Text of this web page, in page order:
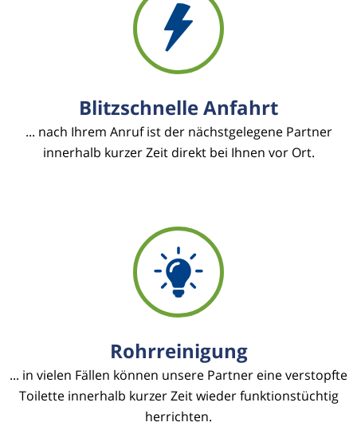
Blitzschnelle Anfahrt
... nach Ihrem Anruf ist der nächstgelegene Partner
innerhalb kurzer Zeit direkt bei Ihnen vor Ort.
Rohrreinigung
... in vielen Fällen können unsere Partner eine verstopfte
Toilette innerhalb kurzer Zeit wieder funktionstüchtig
herrichten.